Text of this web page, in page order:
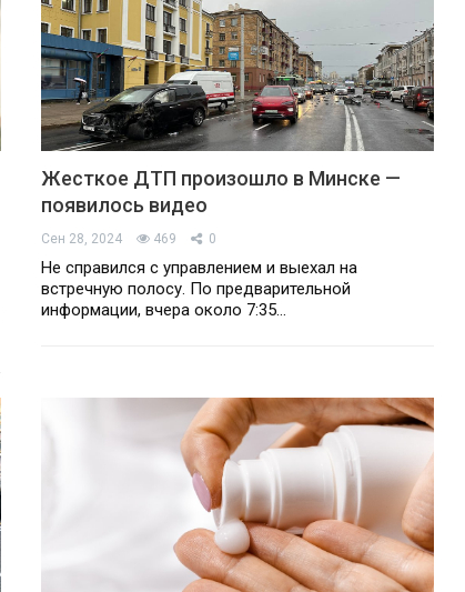
Жесткое ДТП произошло в Минске —
появилось видео
Сен 28, 2024 469 0
Не справился с управлением и выехал на
встречную полосу. По предварительной
информации, вчера около 7:35…